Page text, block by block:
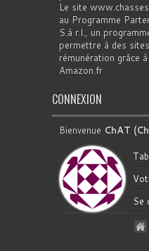
Le site
au Programme
S.à r.l., un
permettre à des
rémunération grâce
Amazon.fr
CONNEXION
Bienvenue ChAT
Se